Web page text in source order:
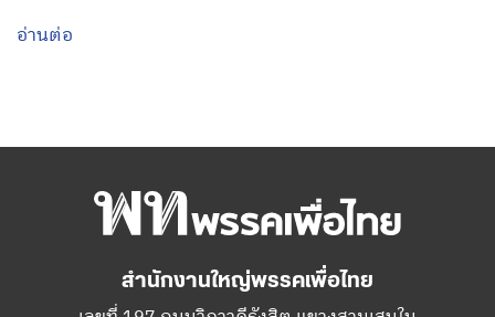
อ่านต่อ
สำนักงานใหญ่พรรคเพื่อไทย